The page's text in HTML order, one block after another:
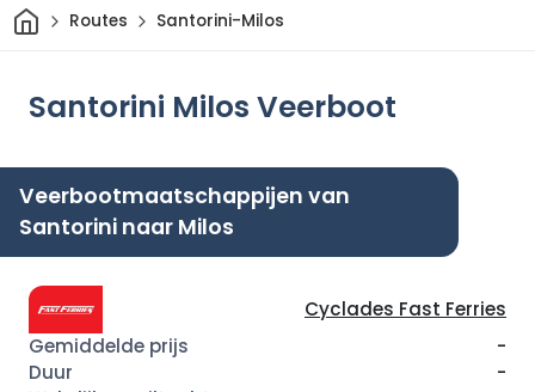
ThuisRoutes Santorini-Milos
Santorini Milos Veerboot
Veerbootmaatschappijen van
Santorini naar Milos
Cyclades Fast Ferries
-
-